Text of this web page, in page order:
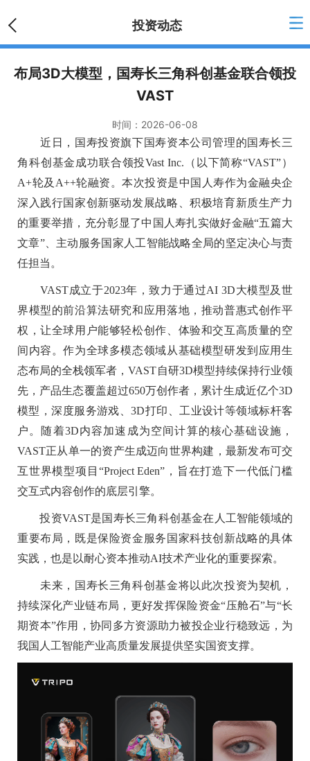
投资动态
布局3D大模型，国寿长三角科创基金联合领投
VAST
时间： 2026-06-08
近日，国寿投资旗下国寿资本公司管理的国寿长三
角科创基金成功联合领投Vast Inc.（以下简称“VAST”）
A+轮及A++轮融资。本次投资是中国人寿作为金融央企
深入践行国家创新驱动发展战略、积极培育新质生产力
的重要举措，充分彰显了中国人寿扎实做好金融“五篇大
文章”、主动服务国家人工智能战略全局的坚定决心与责
任担当。
VAST成立于2023年，致力于通过AI 3D大模型及世
界模型的前沿算法研究和应用落地，推动普惠式创作平
权，让全球用户能够轻松创作、体验和交互高质量的空
间内容。作为全球多模态领域从基础模型研发到应用生
态布局的全栈领军者，VAST自研3D模型持续保持行业领
先，产品生态覆盖超过650万创作者，累计生成近亿个3D
模型，深度服务游戏、3D打印、工业设计等领域标杆客
户。随着3D内容加速成为空间计算的核心基础设施，
VAST正从单一的资产生成迈向世界构建，最新发布可交
互世界模型项目“Project Eden”，旨在打造下一代低门槛
交互式内容创作的底层引擎。
投资VAST是国寿长三角科创基金在人工智能领域的
重要布局，既是保险资金服务国家科技创新战略的具体
实践，也是以耐心资本推动AI技术产业化的重要探索。
未来，国寿长三角科创基金将以此次投资为契机，
持续深化产业链布局，更好发挥保险资金“压舱石”与“长
期资本”作用，协同多方资源助力被投企业行稳致远，为
我国人工智能产业高质量发展提供坚实国资支撑。